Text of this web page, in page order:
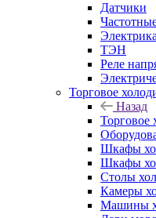
Датчики
Электрика
ТЭН
Реле
Торговое
Назад
Торговое
Шкафы
Шкафы
Столы
Камеры
Машины